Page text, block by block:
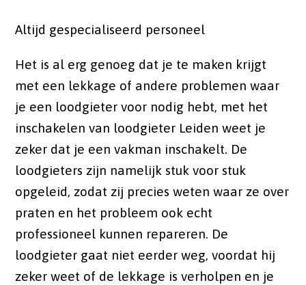
Altijd gespecialiseerd personeel
Het is al erg genoeg dat je te maken krijgt
met een lekkage of andere problemen waar
je een loodgieter voor nodig hebt, met het
inschakelen van loodgieter Leiden weet je
zeker dat je een vakman inschakelt. De
loodgieters zijn namelijk stuk voor stuk
opgeleid, zodat zij precies weten waar ze over
praten en het probleem ook echt
professioneel kunnen repareren. De
loodgieter gaat niet eerder weg, voordat hij
zeker weet of de lekkage is verholpen en je